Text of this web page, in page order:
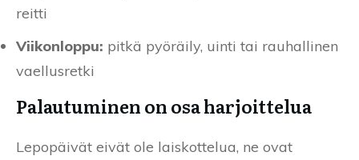
reitti
Viikonloppu: pitkä pyöräily, uinti tai rauhallinen
vaellusretki
Palautuminen on osa harjoittelua
Lepopäivät eivät ole laiskottelua, ne ovat